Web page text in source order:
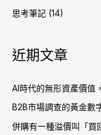
思考筆記 (14)
近期文章
AI時代的無形資產價值
B2B市場調查的黃金數
併購有一種溢價叫「買